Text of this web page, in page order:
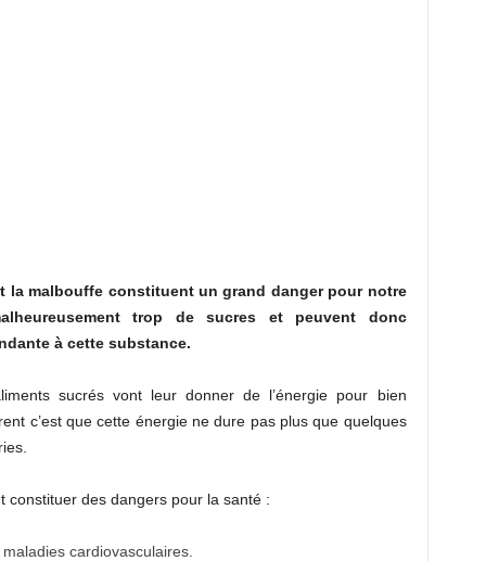
la malbouffe constituent un grand danger pour notre
trop de sucres et peuvent donc
à cette substance.
sucrés vont leur donner de l’énergie pour bien
c’est que cette énergie ne dure pas plus que quelques
constituer des dangers pour la santé :
cardiovasculaires.